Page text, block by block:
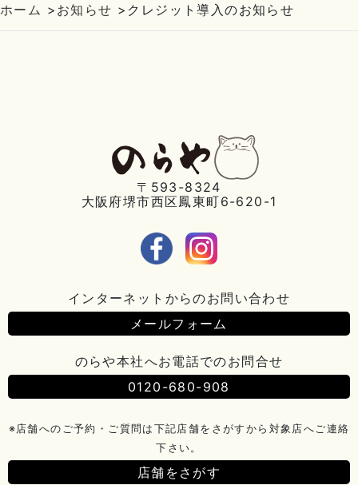
ホーム > お知らせ > クレジット導入のお知らせ
〒593-8324
大阪府堺市西区鳳東町6-620-1
インターネットからのお問い合わせ
メールフォーム
のらや本社へお電話でのお問合せ
0120-680-908
※店舗へのご予約・ご質問は下記店舗をさがすから対象店へご連絡
下さい。
店舗をさがす